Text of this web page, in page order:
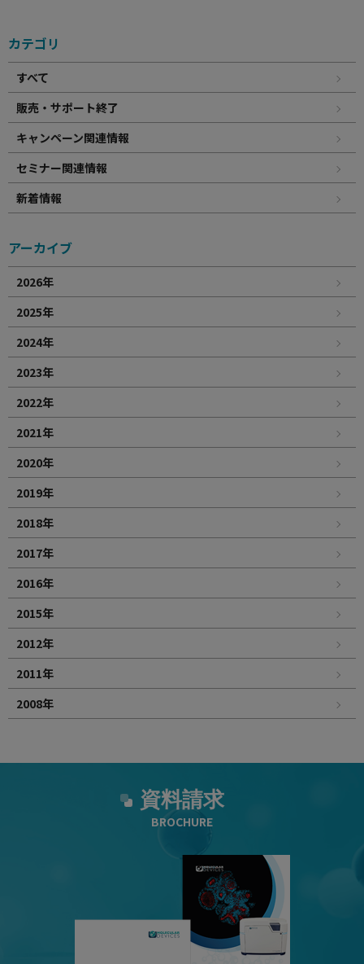
カテゴリ
すべて
販売・サポート終了
キャンペーン関連情報
セミナー関連情報
新着情報
アーカイブ
2026年
2025年
2024年
2023年
2022年
2021年
2020年
2019年
2018年
2017年
2016年
2015年
2012年
2011年
2008年
資料請求
BROCHURE